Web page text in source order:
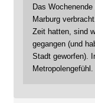
Das
Marburg
Zeit hatten, sind
gegangen (und
Stadt geworfen).
Metropolengefühl.